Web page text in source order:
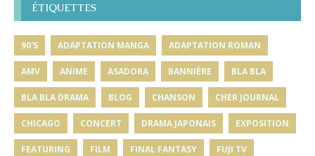
ÉTIQUETTES
90'S ADAPTATION MANGA ADAPTATION ROMAN
AMV ANIME ASADORA BANNIÈRE BLA BLA
BLA BLA DRAMA BLOG CHANSON CHER JOURNAL
CHICAGO CONCERT DRAMA JAPONAIS EXPOSITION
FEATURING FILM FINAL FANTASY FUJI TV